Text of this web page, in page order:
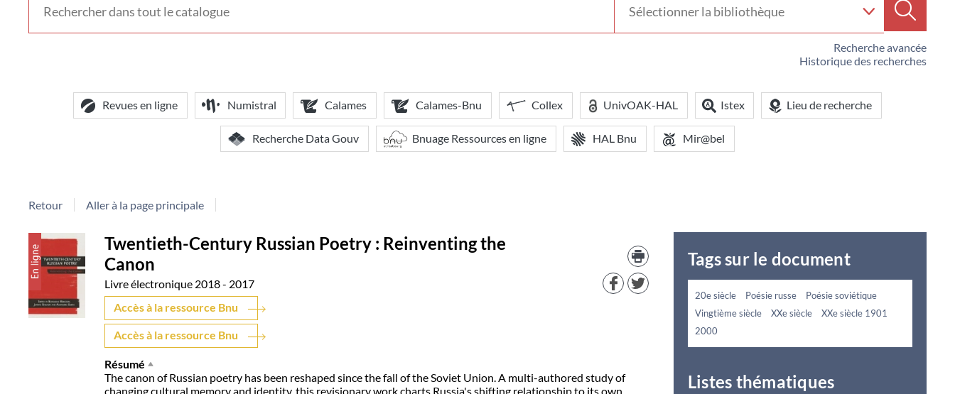
voir
Recherche avancée
Historique des recherches
votre
Revues en ligne Numistral Calames Calames-Bnu Collex UnivOAK-HAL Istex Lieu de recherche
Recherche Data Gouv Bnuage Ressources en ligne HAL Bnu Mir@bel
Retour Aller à la page principale
Détail
document
document
ressources
Twentieth-Century Russian Poetry : Reinventing the
Canon
Livre électronique 2018 - 2017
Accès à la ressource Bnu
Accès à la ressource Bnu
Résumé
The canon of Russian poetry has been reshaped since the fall of the Soviet Union. A multi-authored study of
changing cultural memory and identity, this revisionary work charts Russia's shifting relationship to its own
Tags sur le document
20e siècle Poésie russe
Poésie soviétique
Vingtième siècle
XXe siècle
XXe siècle 1901
2000
Listes thématiques